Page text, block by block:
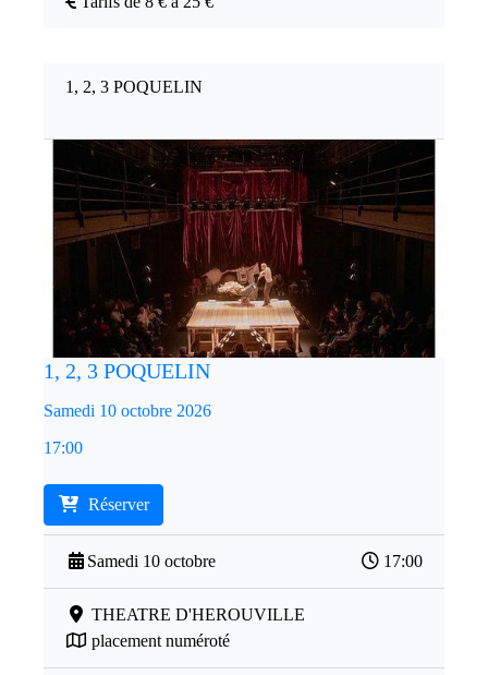
1, 2, 3 POQUELIN
1, 2, 3 POQUELIN
Samedi 10 octobre 2026
17:00
Réserver
Samedi 10 octobre 17:00
THEATRE D'HEROUVILLE
placement numéroté